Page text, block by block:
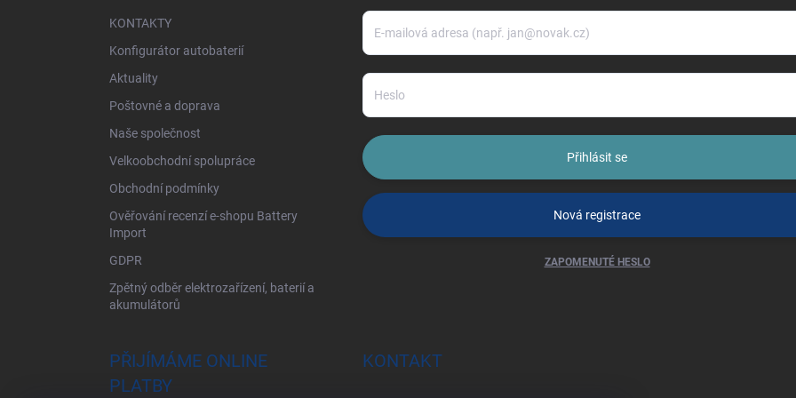
KONTAKTY
Konfigurátor autobaterií
Aktuality
Poštovné a doprava
Naše společnost
Velkoobchodní spolupráce
Obchodní podmínky
Ověřování recenzí e-shopu Battery
Import
GDPR
Zpětný odběr elektrozařízení, baterií a
akumulátorů
Přihlásit se
Nová registrace
ZAPOMENUTÉ HESLO
PŘIJÍMÁME ONLINE
PLATBY
KONTAKT